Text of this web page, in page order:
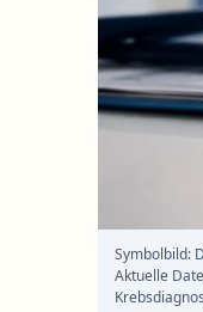
Symbolbild:
Aktuelle